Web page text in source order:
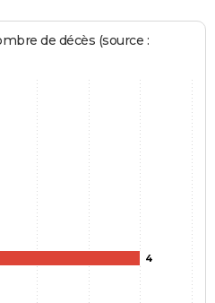
de décès (source :
4